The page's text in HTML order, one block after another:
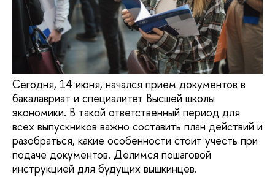
Сегодня, 14 июня, начался прием документов в
бакалавриат и специалитет Высшей школы
экономики. В такой ответственный период для
всех выпускников важно составить план действий и
разобраться, какие особенности стоит учесть при
подаче документов. Делимся пошаговой
инструкцией для будущих вышкинцев.